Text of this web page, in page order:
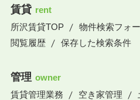
賃貸 rent
所沢賃貸TOP
物件検索フォ
閲覧履歴
保存した検索条件
管理 owner
賃貸管理業務
空き家管理